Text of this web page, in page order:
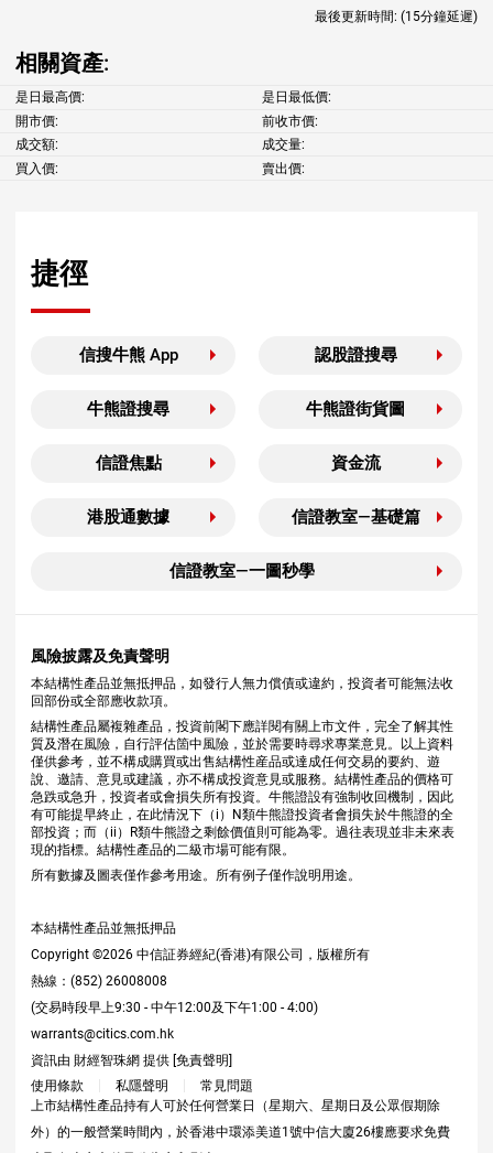
最後更新時間: (15分鐘延遲)
相關資產:
是日最高價:
是日最低價:
開市價:
前收市價:
成交額:
成交量:
買入價:
賣出價:
捷徑
信搜牛熊 App 認股證搜尋
牛熊證搜尋 牛熊證街貨圖
信證焦點 資金流
港股通數據 信證教室—基礎篇
信證教室—一圖秒學
風險披露及免責聲明
本結構性產品並無抵押品，如發行人無力償債或違約，投資者可能無法收
回部份或全部應收款項。
結構性產品屬複雜產品，投資前閣下應詳閱有關上市文件，完全了解其性
質及潛在風險，自行評估箇中風險，並於需要時尋求專業意見。以上資料
僅供參考，並不構成購買或出售結構性産品或達成任何交易的要約、遊
說、邀請、意見或建議，亦不構成投資意見或服務。結構性產品的價格可
急跌或急升，投資者或會損失所有投資。牛熊證設有強制收回機制，因此
有可能提早終止，在此情況下（i）N類牛熊證投資者會損失於牛熊證的全
部投資；而（ii）R類牛熊證之剩餘價值則可能為零。過往表現並非未來表
現的指標。結構性產品的二級市場可能有限。
所有數據及圖表僅作參考用途。所有例子僅作說明用途。
本結構性產品並無抵押品
Copyright ©2026 中信証券經紀(香港)有限公司，版權所有
熱線：(852) 26008008
(交易時段早上9:30 - 中午12:00及下午1:00 - 4:00)
warrants@citics.com.hk
資訊由 財經智珠網 提供 [免責聲明]
使用條款
私隱聲明
常見問題
上市結構性產品持有人可於任何營業日（星期六、星期日及公眾假期除
外）的一般營業時間內，於香港中環添美道1號中信大廈26樓應要求免費